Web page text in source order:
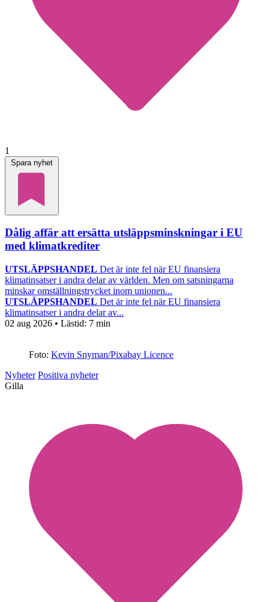
1
Spara nyhet
Dålig affär att ersätta utsläppsminskningar i EU
med klimatkrediter
UTSLÄPPSHANDEL Det är inte fel när EU finansiera
klimatinsatser i andra delar av världen. Men om satsningarna
minskar omställningstrycket inom unionen...
UTSLÄPPSHANDEL Det är inte fel när EU finansiera
klimatinsatser i andra delar av...
02 aug 2026 • Lästid: 7 min
Foto: Kevin Snyman/Pixabay Licence
Nyheter Positiva nyheter
Gilla